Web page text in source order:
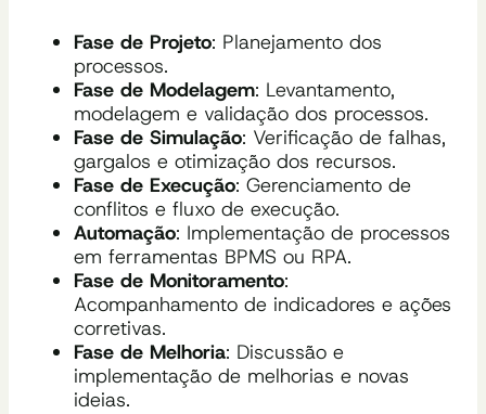
Fase de Projeto: Planejamento dos
processos.
Fase de Modelagem: Levantamento,
modelagem e validação dos processos.
Fase de Simulação: Verificação de falhas,
gargalos e otimização dos recursos.
Fase de Execução: Gerenciamento de
conflitos e fluxo de execução.
Automação: Implementação de processos
em ferramentas BPMS ou RPA.
Fase de Monitoramento:
Acompanhamento de indicadores e ações
corretivas.
Fase de Melhoria: Discussão e
implementação de melhorias e novas
ideias.